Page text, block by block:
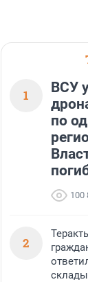
1
ВСУ
по
100
2